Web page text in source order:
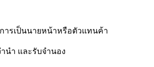
ารเป็นนายหน้าหรือตัวแทนค้า
นำ และรับจำนอง